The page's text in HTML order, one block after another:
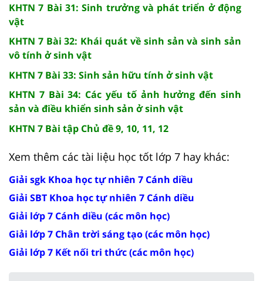
KHTN 7 Bài 31: Sinh trưởng và phát triển ở động
vật
KHTN 7 Bài 32: Khái quát về sinh sản và sinh sản
vô tính ở sinh vật
KHTN 7 Bài 33: Sinh sản hữu tính ở sinh vật
KHTN 7 Bài 34: Các yếu tố ảnh hưởng đến sinh
sản và điều khiển sinh sản ở sinh vật
KHTN 7 Bài tập Chủ đề 9, 10, 11, 12
Xem thêm các tài liệu học tốt lớp 7 hay khác:
Giải sgk Khoa học tự nhiên 7 Cánh diều
Giải SBT Khoa học tự nhiên 7 Cánh diều
Giải lớp 7 Cánh diều (các môn học)
Giải lớp 7 Chân trời sáng tạo (các môn học)
Giải lớp 7 Kết nối tri thức (các môn học)